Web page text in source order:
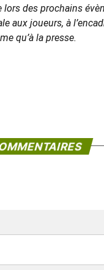
lors des prochains
joueurs, à
qu’à la presse.